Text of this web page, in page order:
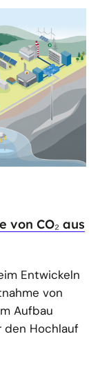
CO₂ aus
Entwickeln
von
Aufbau
den Hochlauf